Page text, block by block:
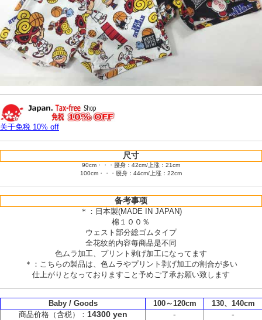
关于免税 10% off
尺寸
90cm・・・腰身：42cm/上涨：21cm
100cm・・・腰身：44cm/上涨：22cm
备考事项
＊：日本製(MADE IN JAPAN)
棉１００％
ウェスト部分総ゴムタイプ
全花纹的内容每商品是不同
色ムラ加工、プリント剥げ加工になってます
＊：こちらの製品は、色ムラやプリント剥げ加工の割合が多い
仕上がりとなっておりますこと予めご了承お願い致します
Baby / Goods 100～120cm
130、140cm
商品价格（含税）： 14300 yen - -